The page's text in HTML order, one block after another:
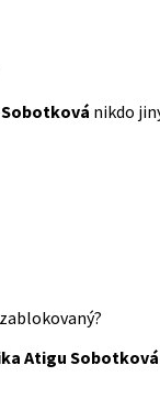
nikdo
zablokovaný?
Atigu Sobotková